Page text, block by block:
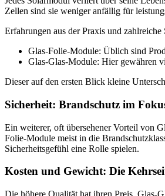
Zellen sind sie weniger anfällig für
Erfahrungen aus der Praxis und
Glas-Folie-Module: Üblich sind
Glas-Glas-Module: Hier gewähren
Dieser auf den ersten Blick kleine
Sicherheit: Brandschutz im
Ein weiterer, oft übersehener Vorteil von
Folie-Module meist in die
Sicherheitsgefühl eine Rolle spielen.
Kosten und Gewicht: Die